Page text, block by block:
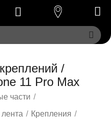
/
11 Pro Max
части /
/ Крепления /